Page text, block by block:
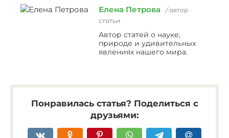
Елена Петрова
/ автор
статьи
Автор статей о науке,
природе и удивительных
явлениях нашего мира.
Понравилась статья? Поделиться с
друзьями: